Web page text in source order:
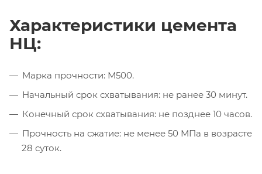
Характеристики цемента
НЦ:
Марка прочности: М500.
Начальный срок схватывания: не ранее 30 минут.
Конечный срок схватывания: не позднее 10 часов.
Прочность на сжатие: не менее 50 МПа в возрасте
28 суток.